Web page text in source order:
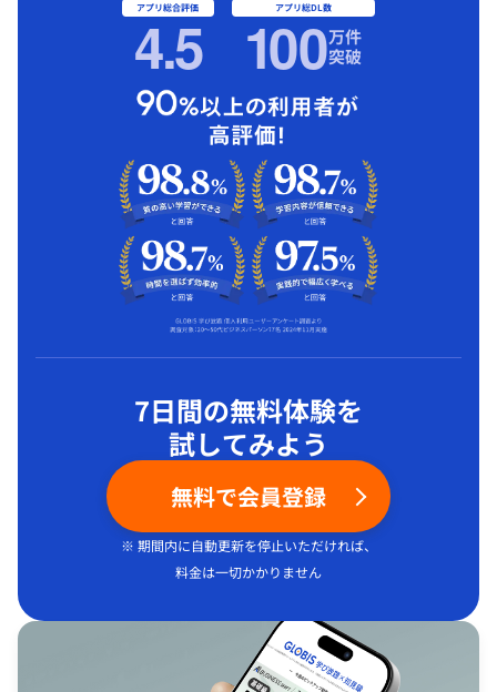
アプリ総合評価
4.5 アプリ総DL数
100万件
突破
7日間の無料体験を
試してみよう
無料で会員登録
※ 期間内に自動更新を停止いただければ、
料金は一切かかりません